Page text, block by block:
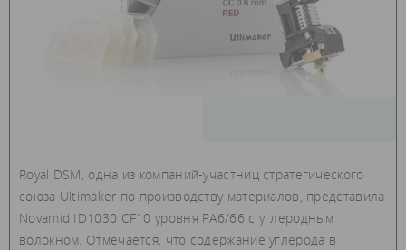
Royal DSM, одна из компаний-участниц стратегического
союза Ultimaker по производству материалов, представила
Novamid ID1030 CF10 уровня PA6/66 с углеродным
волокном. Отмечается, что содержание углерода в